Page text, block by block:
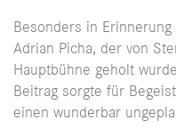
Besonders in
Adrian Picha, der von
Hauptbühne geholt
Beitrag sorgte für
einen wunderbar